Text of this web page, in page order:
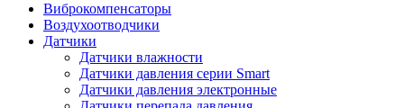
Виброкомпенсаторы
Воздухоотводчики
Датчики
Датчики влажности
Датчики давления серии Smart
Датчики давления электронные